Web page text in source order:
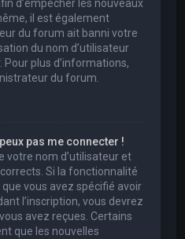
d’empêcher les nouveaux
il est également
du forum ait banni votre
du nom d’utilisateur
plus d’informations,
du forum.
pas me connecter !
votre nom d’utilisateur et
Si la fonctionnalité
vous avez spécifié avoir
l’inscription, vous devrez
avez reçues. Certains
que les nouvelles